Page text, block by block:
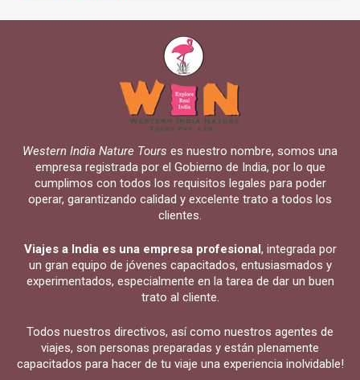
Western India Nature Tours es nuestro nombre, somos una
empresa registrada por el Gobierno de India, por lo que
cumplimos con todos los requisitos legales para poder
operar, garantizando calidad y excelente trato a todos los
clientes.
Viajes a India es una empresa profesional, integrada por
un gran equipo de jóvenes capacitados, entusiasmados y
experimentados, especialmente en la tarea de dar un buen
trato al cliente.
Todos nuestros directivos, así como nuestros agentes de
viajes, son personas preparadas y están plenamente
capacitados para hacer de tu viaje una experiencia inolvidable!